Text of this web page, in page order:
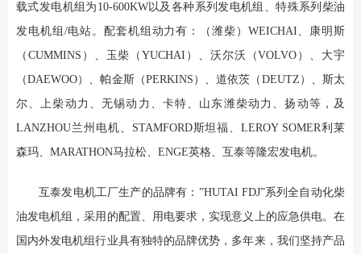
载式发电机组为10-600KW以及各种系列发电机组、特殊系列柴油
发电机组/电站。配套机组动力有：（潍柴）WEICHAI、康明斯
（CUMMINS）、玉柴（YUCHAI）、沃尔沃（VOLVO）、大宇
（DAEWOO）、帕金斯（PERKINS）、道依茨（DEUTZ）、斯太
尔、上柴动力、无锡动力、卡特、山东潍柴动力、扬动等，及
LANZHOU兰州电机、STAMFORD斯坦福、LEROY SOMER利莱
森玛、MARATHON马拉松、ENGE英格、互泰等隆宏发电机。
互泰发电机工厂生产的品牌有：”HUTAI FDJ”系列全自动化柴
油发电机组，采用的配置、用电要求，实现意义上的应急供电。在
国内外发电机组行业具有独特的品牌优势，多年来，我们坚持产品